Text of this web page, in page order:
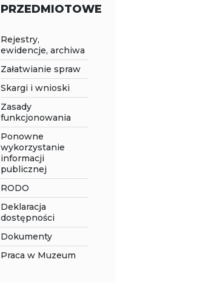
PRZEDMIOTOWE
Rejestry,
ewidencje, archiwa
Załatwianie spraw
Skargi i wnioski
Zasady
funkcjonowania
Ponowne
wykorzystanie
informacji
publicznej
RODO
Deklaracja
dostępności
Dokumenty
Praca w Muzeum